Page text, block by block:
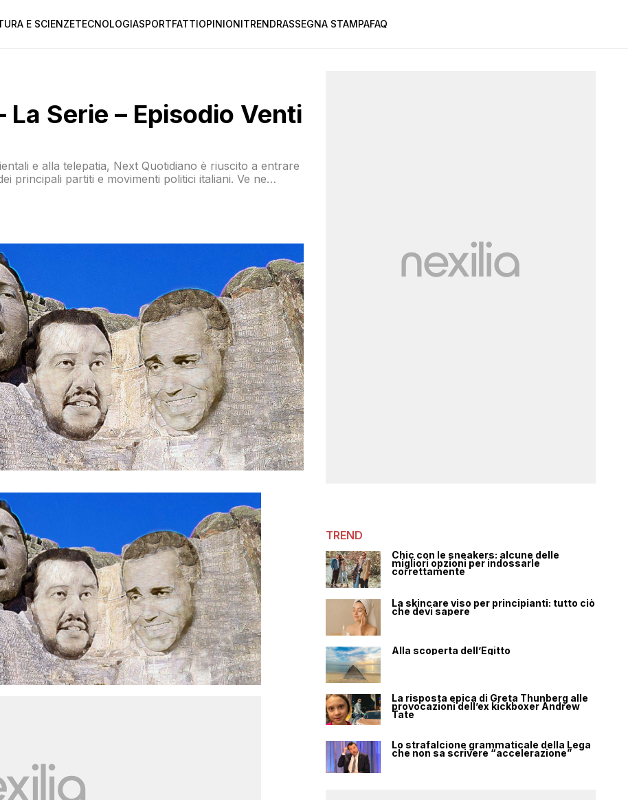
E SCIENZETECNOLOGIASPORTFATTIOPINIONITRENDRASSEGNA STAMPAFAQ
Serie – Episodio Venti
e alla telepatia, Next Quotidiano è riuscito a entrare
principali partiti e movimenti politici italiani. Ve ne
TREND
Chic con le sneakers: alcune delle
migliori opzioni per indossarle
correttamente
La skincare viso per principianti: tutto ciò
che devi sapere
Alla scoperta dell’Egitto
La risposta epica di Greta Thunberg alle
provocazioni dell’ex kickboxer Andrew
Tate
Lo strafalcione grammaticale della Lega
che non sa scrivere “accelerazione”